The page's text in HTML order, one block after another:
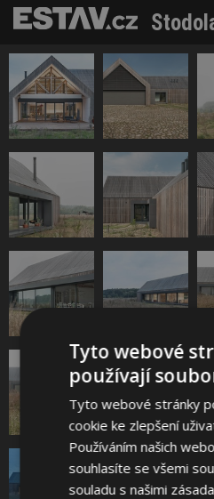
Tyto webové
používají
Tyto webové stránky
cookie ke zlepšení
Používáním našich
souhlasíte se všemi
souladu s našimi